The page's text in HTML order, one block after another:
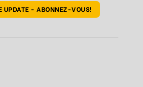
UPDATE - ABONNEZ-VOUS!